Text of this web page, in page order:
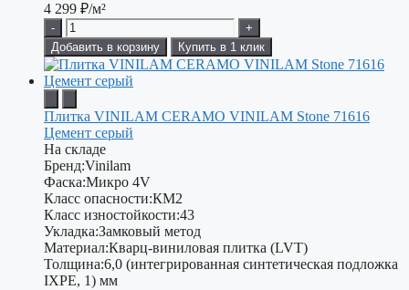
4 299 ₽/м²
-
+
Добавить в корзину
Купить в 1 клик
Плитка VINILAM CERAMO VINILAM Stone 71616
Цемент серый
На складе
Бренд:Vinilam
Фаска:Микро 4V
Класс опасности:КМ2
Класс изностойкости:43
Укладка:Замковый метод
Материал:Кварц-виниловая плитка (LVT)
Толщина:6,0 (интегрированная синтетическая подложка
IXPE, 1) мм